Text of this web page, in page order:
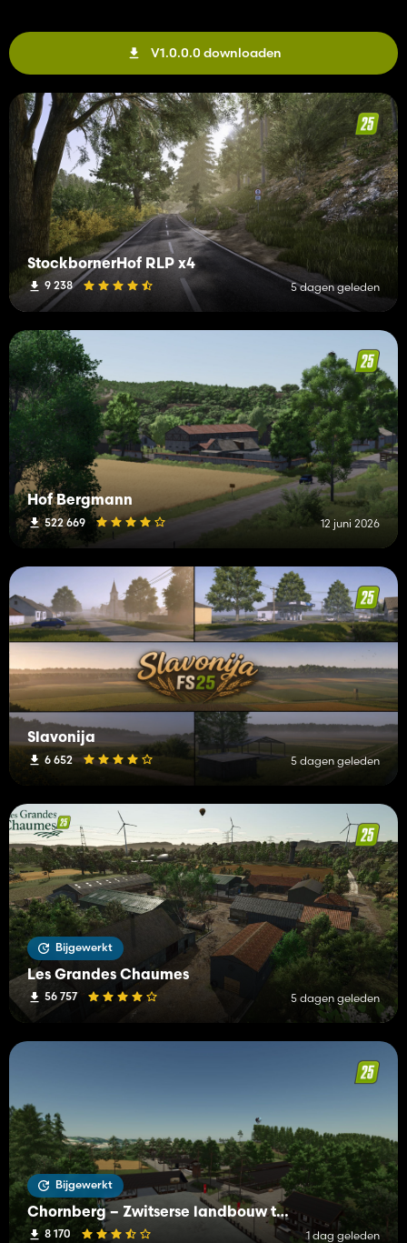
V1.0.0.0 downloaden
StockbornerHof RLP x4
9 238 5 dagen geleden
Hof Bergmann
522 669 12 juni 2026
Slavonija
6 652 5 dagen geleden
Bijgewerkt
Les Grandes Chaumes
56 757 5 dagen geleden
Bijgewerkt
Chornberg – Zwitserse landbouw tussen bergen en valleien
8 170 1 dag geleden